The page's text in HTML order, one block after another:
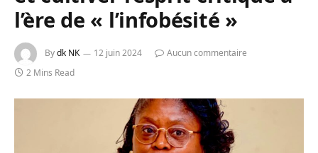
l’ère de « l’infobésité »
Bydk NK 12 juin 2024
Aucun commentaire
2 Mins Read